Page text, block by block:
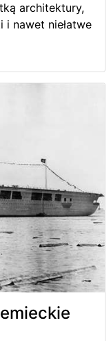
architektury,
i nawet niełatwe